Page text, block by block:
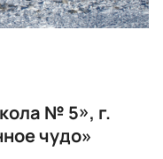
№ 5», г.
чудо»